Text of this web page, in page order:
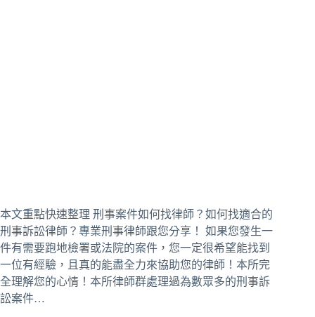
本文重點快速整理 刑事案件如何找律師？如何找適合的
刑事訴訟律師？專業刑事律師跟您分享！ 如果您發生一
件有需要跑地檢署或法院的案件，您一定很希望能找到
一位有經驗，且真的能盡全力來協助您的律師！本所完
全理解您的心情！本所律師群處理過為數眾多的刑事訴
訟案件…